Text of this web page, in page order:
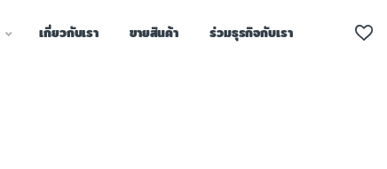
เกี่ยวกับเรา ขายสินค้า ร่วมธุรกิจกับเรา